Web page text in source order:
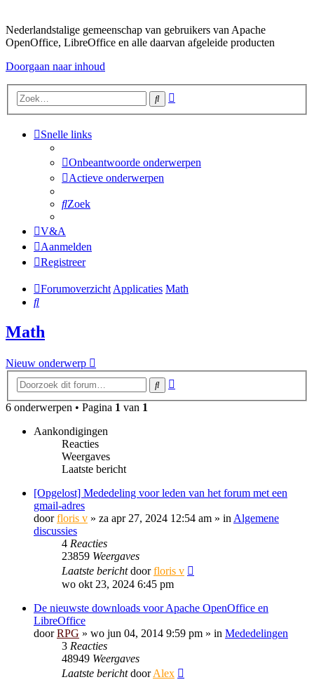
Nederlandstalige gemeenschap van gebruikers van Apache
OpenOffice, LibreOffice en alle daarvan afgeleide producten
Doorgaan naar inhoud
Zoek
Snelle links
Onbeantwoorde onderwerpen
Actieve onderwerpen
Zoek
V&A
Aanmelden
Registreer
Forumoverzicht Applicaties Math
Zoek
Math
Nieuw onderwerp
Zoek
6 onderwerpen • Pagina 1 van 1
Aankondigingen
Reacties
Weergaves
Laatste bericht
[Opgelost] Mededeling voor leden van het forum met een
gmail-adres
doorfloris v » za apr 27, 2024 12:54 am » in Algemene
discussies
4 Reacties
23859 Weergaves
Laatste berichtdoorfloris v
wo okt 23, 2024 6:45 pm
De nieuwste downloads voor Apache OpenOffice en
LibreOffice
doorRPG » wo jun 04, 2014 9:59 pm » in Mededelingen
3 Reacties
48949 Weergaves
Laatste berichtdoorAlex